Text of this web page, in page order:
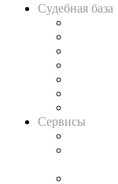
Судебная база
Сервисы